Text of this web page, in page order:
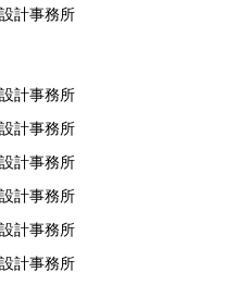
計事務所
計事務所
計事務所
計事務所
計事務所
計事務所
計事務所